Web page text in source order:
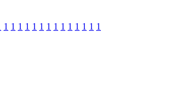
1 1 1 1 1 1 1 1 1 1 1 1 1 1